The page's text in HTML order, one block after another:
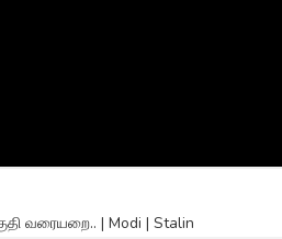
வரையறை.. | Modi | Stalin